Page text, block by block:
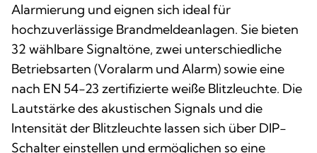
Alarmierung und eignen sich ideal für
hochzuverlässige Brandmeldeanlagen. Sie bieten
32 wählbare Signaltöne, zwei unterschiedliche
Betriebsarten (Voralarm und Alarm) sowie eine
nach EN 54-23 zertifizierte weiße Blitzleuchte. Die
Lautstärke des akustischen Signals und die
Intensität der Blitzleuchte lassen sich über DIP-
Schalter einstellen und ermöglichen so eine